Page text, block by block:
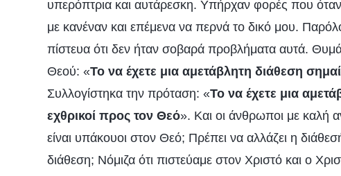
υπερόπτρια και αυτάρεσκη. Υπήρχαν φορές που
με κανέναν και επέμενα να περνά το δικό μου.
πίστευα ότι δεν ήταν σοβαρά προβλήματα αυτά.
Θεού: «Το να έχετε μια αμετάβλητη διάθεση
Συλλογίστηκα την πρόταση: «Το να έχετε μια
εχθρικοί προς τον Θεό». Και οι άνθρωποι με
είναι υπάκουοι στον Θεό; Πρέπει να αλλάζει η
διάθεση; Νόμιζα ότι πιστεύαμε στον Χριστό και ο